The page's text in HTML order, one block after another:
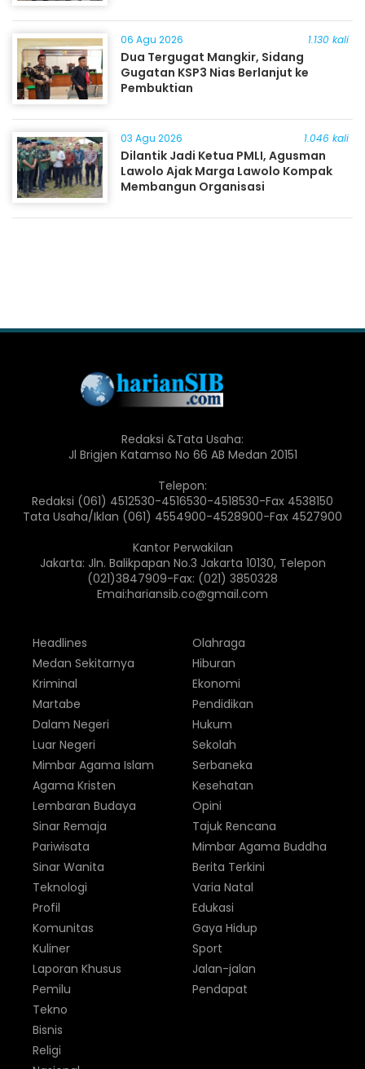
06 Agu 2026 1.130 kali
Dua Tergugat Mangkir, Sidang
Gugatan KSP3 Nias Berlanjut ke
Pembuktian
03 Agu 2026 1.046 kali
Dilantik Jadi Ketua PMLI, Agusman
Lawolo Ajak Marga Lawolo Kompak
Membangun Organisasi
Redaksi &Tata Usaha:
Jl Brigjen Katamso No 66 AB Medan 20151
Telepon:
Redaksi (061) 4512530-4516530-4518530-Fax 4538150
Tata Usaha/Iklan (061) 4554900-4528900-Fax 4527900
Kantor Perwakilan
Jakarta: Jln. Balikpapan No.3 Jakarta 10130, Telepon
(021)3847909-Fax: (021) 3850328
Emai:hariansib.co@gmail.com
Headlines
Medan Sekitarnya
Kriminal
Martabe
Dalam Negeri
Luar Negeri
Olahraga
Hiburan
Ekonomi
Pendidikan
Hukum
Sekolah
Mimbar Agama Islam
Agama Kristen
Lembaran Budaya
Sinar Remaja
Pariwisata
Sinar Wanita
Serbaneka
Kesehatan
Opini
Tajuk Rencana
Mimbar Agama Buddha
Berita Terkini
Teknologi
Profil
Komunitas
Kuliner
Laporan Khusus
Pemilu
Varia Natal
Edukasi
Gaya Hidup
Sport
Jalan-jalan
Pendapat
Tekno
Bisnis
Religi